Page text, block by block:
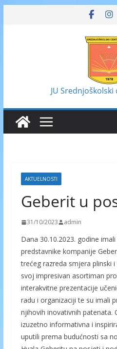
JU
AKTUELNOSTI
Geberit u
31/10/2023 admin
Dana 30.10.2023. godine
predstavnike kompanije
trećeg razreda smjera plinski
svoj impresivan asortiman
interakvitne prezentacije
radu i organizaciji te su imali
njihovih inovativnih patenata.
izuzetno informativna i
uputili prema budućnosti sa